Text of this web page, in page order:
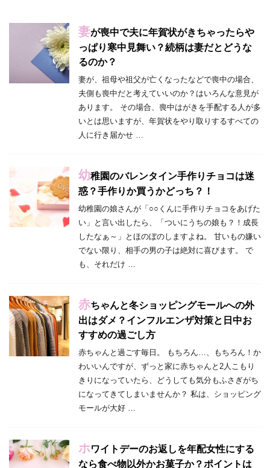
妻が喪中で夫に年賀状がきちゃったらや
っぱり寒中見舞い？続柄は妻だとどうな
るのか？
妻が、祖母や祖父が亡くなったなどで喪中の場合、
夫側も喪中だと考えていいのか？はいろんな意見が
あります。 その場合、喪中はがきを手配する人が多
いとは思いますが、年賀状をやり取りするすべての
人に行き届かせ …
幼稚園のバレンタイン手作りチョコは迷
惑？手作りか買うかどっち？！
幼稚園の娘さんが「○○くんに手作りチョコをあげた
い」と言い出したら、「ついにうちの娘も？！成長
したなぁ～」とほのぼのしますよね。 甘いもの嫌い
でない限り、相手の男の子は絶対に喜びます。 で
も、それだけ …
赤ちゃんと冬ショッピングモールへの外
出はダメ？インフルエンザ対策と日中お
すすめの過ごし方
赤ちゃんと過ごす毎日。 もちろん…、もちろん！か
わいいんですが、ずっと家に赤ちゃんと2人こもり
きりになっていたら、どうしても気分もふさぎがち
になってきてしまいませんか？ 私は、ショッピング
モールが大好 …
ホワイトデーのお返しを年配女性にする
なら食べ物以外かお菓子か？ポイントは